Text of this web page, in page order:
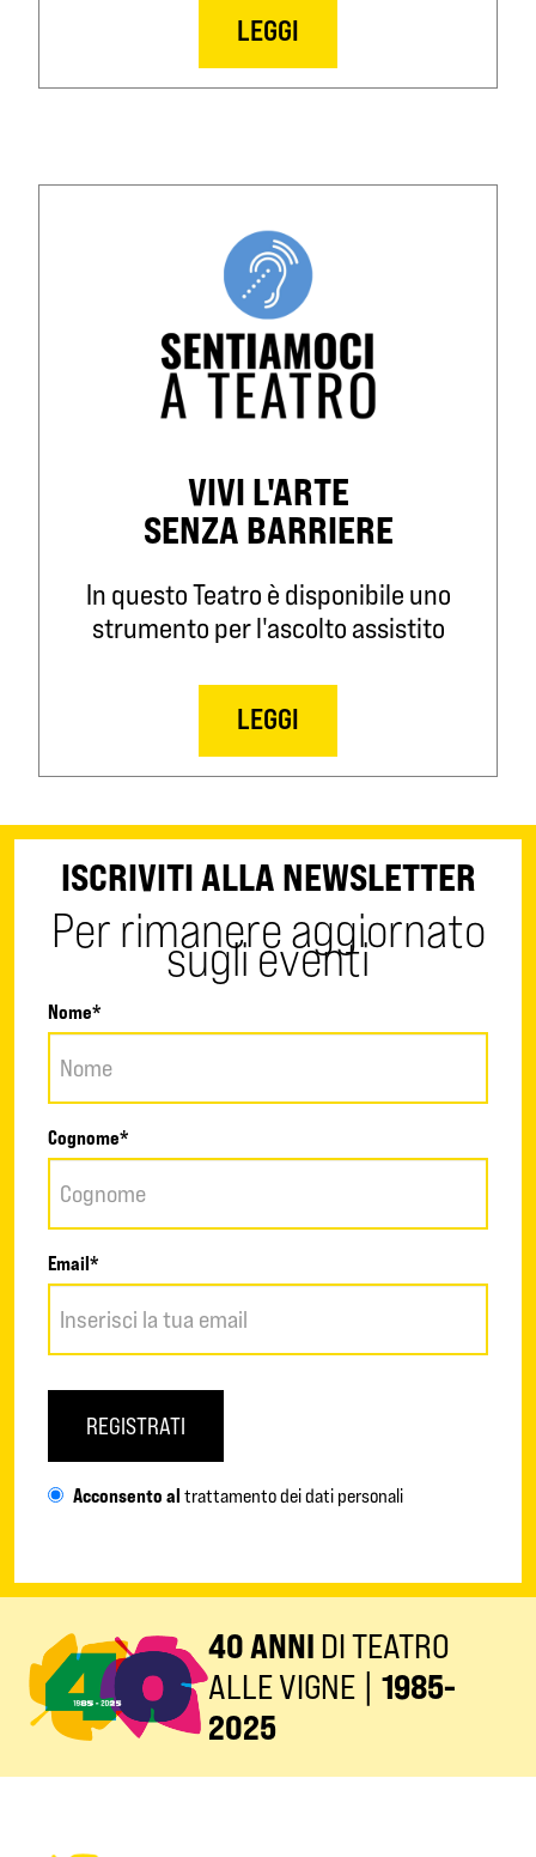
LEGGI
VIVI L'ARTE
SENZA BARRIERE
In questo Teatro è disponibile uno
strumento per l'ascolto assistito
LEGGI
ISCRIVITI ALLA NEWSLETTER
Per rimanere aggiornato
sugli eventi
Nome*
Cognome*
Email*
REGISTRATI
Acconsento al trattamento dei dati personali
40 ANNI DI TEATRO
ALLE VIGNE | 1985-
2025